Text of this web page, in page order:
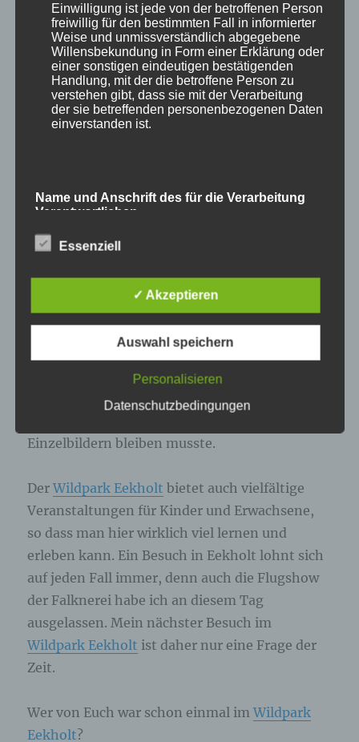
undWaschbär.
Beide waren jedoch “nicht so in
Einzelbildern bleiben musste.
DerWildpark Eekholt bietet auch vielfältige
Veranstaltungen für Kinder und Erwachsene,
so dass man hier wirklich viel lernen und
erleben kann. Ein Besuch in Eekholt lohnt sich
auf jeden Fall immer, denn auch die Flugshow
der Falknerei habe ich an diesem Tag
ausgelassen. Mein nächster Besuch im
Wildpark Eekholt ist daher nur eine Frage der
Zeit.
Wer von Euch war schon einmal imWildpark
Eekholt?
Einwilligung ist jede von der betroffenen Person
freiwillig für den bestimmten Fall in informierter
Weise und unmissverständlich abgegebene
Willensbekundung in Form einer Erklärung oder
einer sonstigen eindeutigen bestätigenden
Handlung, mit der die betroffene Person zu
verstehen gibt, dass sie mit der Verarbeitung
der sie betreffenden personenbezogenen Daten
einverstanden ist.
Name und Anschrift des für die Verarbeitung
Verantwortlichen
Verantwortlicher im Sinne der Datenschutz-
der Europäischen Union geltenden
Datenschutzgesetze und anderer Bestimmungen
mit datenschutzrechtlichem Charakter ist die:
Cookies / SessionStorage / LocalStorage
Die Internetseiten verwenden teilweise so
SessionStorage. Dies dient dazu, unser Angebot
machen. Local Storage und SessionStorage ist
eine Technologie, mit welcher ihr Browser Daten
abspeichert. Cookies sind Textdateien, welche
über einen Internetbrowser auf einem
Computersystem abgelegt und gespeichert
werden. Sie können die Verwendung von Cookies,
LocalStorage und SessionStorage durch
entsprechende Einstellung in Ihrem Browser
Zahlreiche Internetseiten und Server verwenden
Cookies. Viele Cookies enthalten eine sogenannte
Cookie-ID. Eine Cookie-ID ist eine eindeutige
Kennung des Cookies. Sie besteht aus einer
Zeichenfolge, durch welche Internetseiten und
wurde. Dies ermöglicht es den besuchten
Internetseiten und Servern, den individuellen
Essenziell
✓ Akzeptieren
Auswahl speichern
Personalisieren
Datenschutzbedingungen